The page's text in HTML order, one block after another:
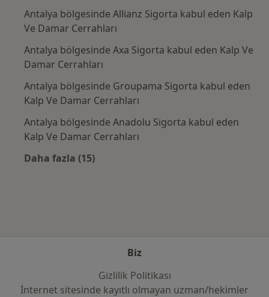
Antalya bölgesinde Allianz Sigorta kabul eden Kalp
Ve Damar Cerrahları
Antalya bölgesinde Axa Sigorta kabul eden Kalp Ve
Damar Cerrahları
Antalya bölgesinde Groupama Sigorta kabul eden
Kalp Ve Damar Cerrahları
Antalya bölgesinde Anadolu Sigorta kabul eden
Kalp Ve Damar Cerrahları
Daha fazla (15)
Biz
Gizlilik Politikası
İnternet sitesinde kayıtlı olmayan uzman/hekimler